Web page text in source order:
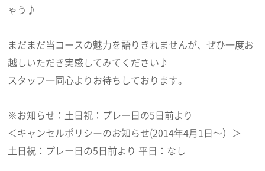
ゃう♪
まだまだ当コースの魅力を語りきれませんが、ぜひ一度お
越しいただき実感してみてください♪
スタッフ一同心よりお待ちしております。
※お知らせ：土日祝：プレー日の5日前より
＜キャンセルポリシーのお知らせ(2014年4月1日～）＞
土日祝：プレー日の5日前より 平日：なし